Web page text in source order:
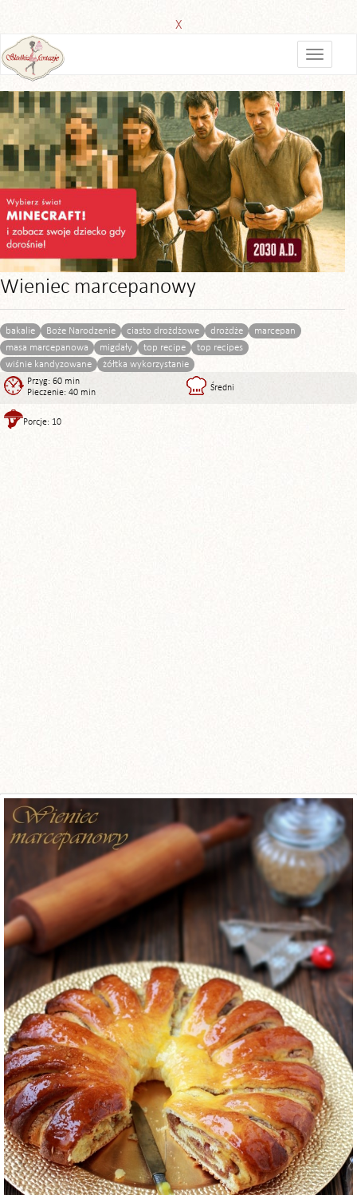
X
Wieniec marcepanowy
bakalie Boże Narodzenie ciasto drożdżowe drożdże
marcepan
masa marcepanowa
migdały top recipe
top recipes
wiśnie kandyzowane
żółtka wykorzystanie
Przyg: 60 min
Pieczenie: 40 min
Średni
Porcje: 10